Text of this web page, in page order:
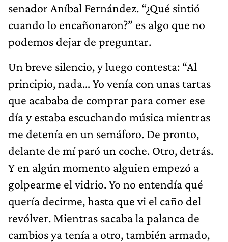
senador Aníbal Fernández. “¿Qué sintió
cuando lo encañonaron?” es algo que no
podemos dejar de preguntar.
Un breve silencio, y luego contesta: “Al
principio, nada… Yo venía con unas tartas
que acababa de comprar para comer ese
día y estaba escuchando música mientras
me detenía en un semáforo. De pronto,
delante de mí paró un coche. Otro, detrás.
Y en algún momento alguien empezó a
golpearme el vidrio. Yo no entendía qué
quería decirme, hasta que vi el caño del
revólver. Mientras sacaba la palanca de
cambios ya tenía a otro, también armado,